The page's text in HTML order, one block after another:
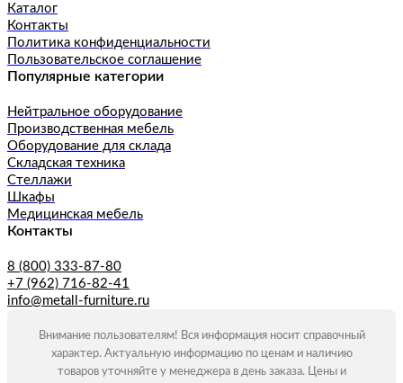
Каталог
Контакты
Политика конфиденциальности
Пользовательское соглашение
Популярные категории
Нейтральное оборудование
Производственная мебель
Оборудование для склада
Складская техника
Стеллажи
Шкафы
Медицинская мебель
Контакты
8 (800) 333-87-80
+7 (962) 716-82-41
info@metall-furniture.ru
Внимание пользователям! Вся информация носит справочный
характер. Актуальную информацию по ценам и наличию
товаров уточняйте у менеджера в день заказа. Цены и